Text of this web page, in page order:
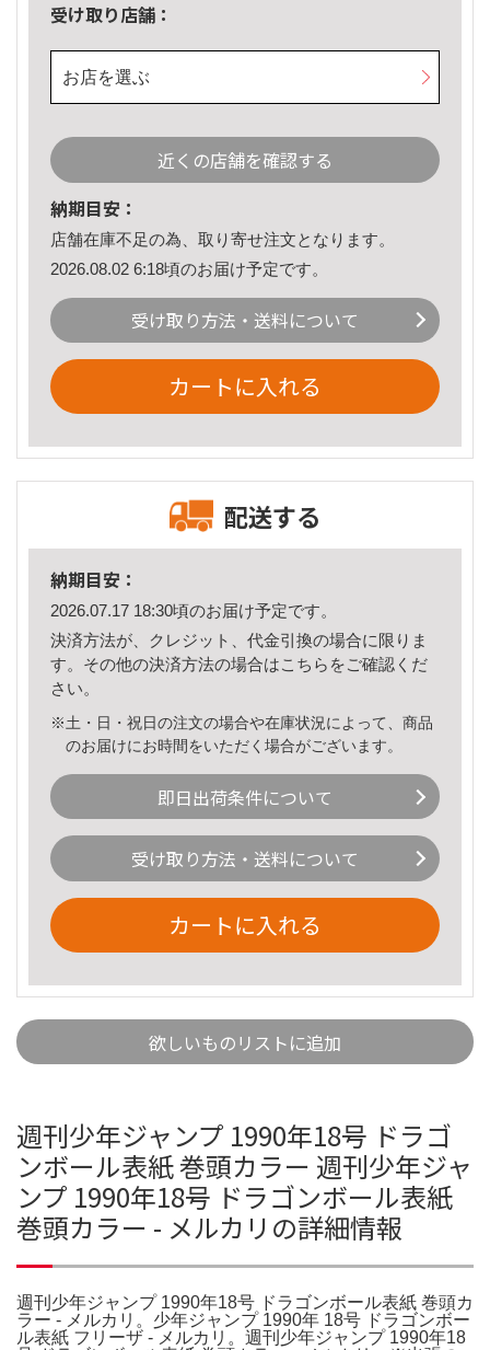
受け取り店舗：
お店を選ぶ
近くの店舗を確認する
納期目安：
店舗在庫不足の為、取り寄せ注文となります。
2026.08.02 6:18頃のお届け予定です。
受け取り方法・送料について
カートに入れる
配送する
納期目安：
2026.07.17 18:30頃のお届け予定です。
決済方法が、クレジット、代金引換の場合に限りま
す。その他の決済方法の場合はこちら をご確認くだ
さい。
※土・日・祝日の注文の場合や在庫状況によって、商品
のお届けにお時間をいただく場合がございます。
即日出荷条件について
受け取り方法・送料について
カートに入れる
欲しいものリストに追加
週刊少年ジャンプ 1990年18号 ドラゴ
ンボール表紙 巻頭カラー 週刊少年ジャ
ンプ 1990年18号 ドラゴンボール表紙
巻頭カラー - メルカリの詳細情報
週刊少年ジャンプ 1990年18号 ドラゴンボール表紙 巻頭カ
ラー - メルカリ。少年ジャンプ 1990年 18号 ドラゴンボー
ル表紙 フリーザ - メルカリ。週刊少年ジャンプ 1990年18